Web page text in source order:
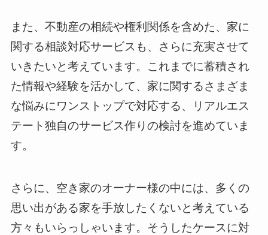
また、不動産の相続や権利関係を含めた、家に
関する相談対応サービスも、さらに充実させて
いきたいと考えています。これまでに蓄積され
た情報や経験を活かして、家に関するさまざま
な悩みにワンストップで対応する、リアルエス
テート独自のサービス作りの検討を進めていま
す。
さらに、空き家のオーナー様の中には、多くの
思い出がある家を手放したくないと考えている
方々もいらっしゃいます。そうしたケースに対